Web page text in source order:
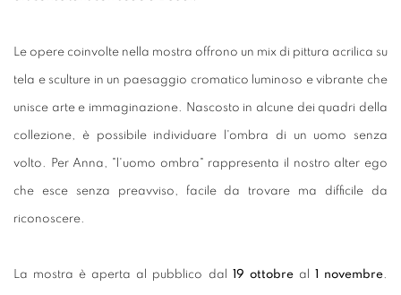
Le opere coinvolte nella mostra offrono un mix di pittura acrilica su
tela e sculture in un paesaggio cromatico luminoso e vibrante che
unisce arte e immaginazione. Nascosto in alcune dei quadri della
collezione, è possibile individuare l'ombra di un uomo senza
volto. Per Anna, "l'uomo ombra" rappresenta il nostro alter ego
che esce senza preavviso, facile da trovare ma difficile da
riconoscere.
La mostra è aperta al pubblico dal 19 ottobreal 1 novembre.